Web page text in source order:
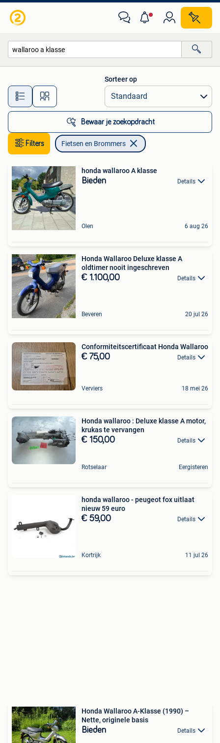
Alle afstanden…
Sorteer op
Bewaar je zoekopdracht
Filters Fietsen en Brommers
honda wallaroo A klasse
Bieden Details
Olen 6 aug 26
Honda Wallaroo Deluxe klasse A
oldtimer nooit ingeschreven
€ 1.100,00 Details
Beveren 20 jul 26
Conformiteitscertificaat Honda Wallaroo
€ 75,00 Details
Verviers 18 mei 26
Honda wallaroo : Deluxe klasse A motor,
krukas te vervangen
€ 150,00 Details
Rotselaar Eergisteren
honda wallaroo - peugeot fox uitlaat
nieuw 59 euro
€ 59,00 Details
Kortrijk 11 jul 26
Honda Wallaroo A-Klasse (1990) –
Nette, originele basis
Bieden Details